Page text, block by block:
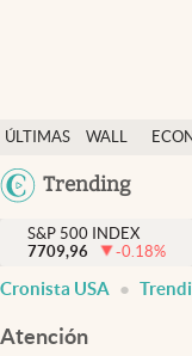
ÚLTIMAS
NOTICIAS
WALL
DÓLAR
Trending
Finanzas y economía
Wall Street y dólar
Inmigración
S&P 500 INDEX
7709,96
-0.18%
Cronista USA
Atención